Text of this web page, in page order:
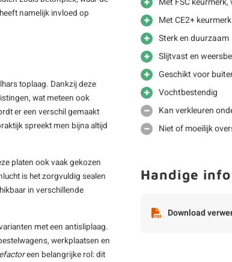
namelijk invloed op
toplaag. Dankzij deze
wat meteen ook
er een verschil gemaakt
spreekt men bijna altijd
platen ook vaak gekozen
is het zorgvuldig sealen
in verschillende
met een antisliplaag.
werkplaatsen en
een belangrijke rol: dit
Met CE2+
Sterk en duurzaam
Slijtvast en
Geschikt voor
Vochtbestendig
Kan verkleuren
Niet of moeilijk
Handige info
Download